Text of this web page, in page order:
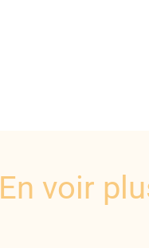
En voir